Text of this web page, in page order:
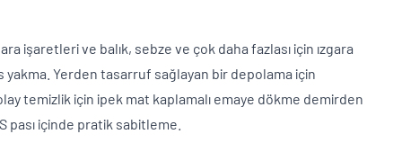
işaretleri ve balık, sebze ve çok daha fazlası için ızgara
yakma. Yerden tasarruf sağlayan bir depolama için
temizlik için ipek mat kaplamalı emaye dökme demirden
pası içinde pratik sabitleme.